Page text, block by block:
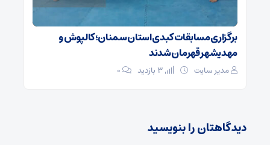
برگزاری مسابقات کبدی استان سمنان؛ کالپوش و
مهدیشهر قهرمان شدند
مدیر سایت ۰
دیدگاهتان را بنویسید